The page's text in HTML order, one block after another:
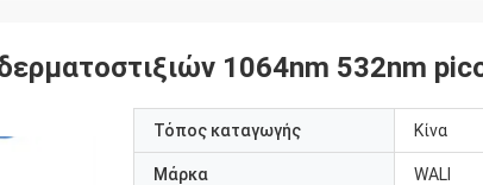
1064nm 532nm
Τόπος καταγωγής Κίνα
Μάρκα WALI